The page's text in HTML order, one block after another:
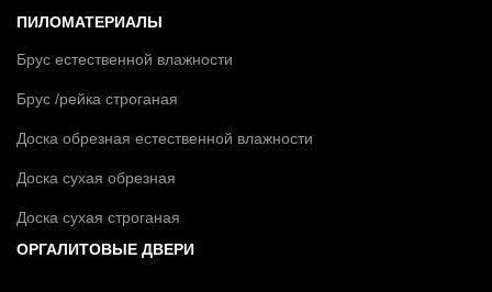
ПИЛОМАТЕРИАЛЫ
Брус естественной влажности
Брус /рейка строганая
Доска обрезная естественной влажности
Доска сухая обрезная
Доска сухая строганая
ОРГАЛИТОВЫЕ ДВЕРИ